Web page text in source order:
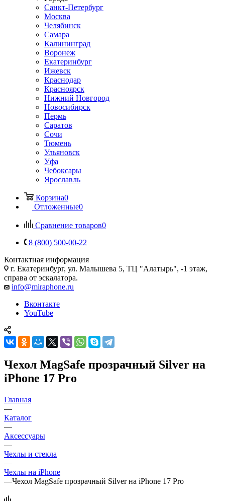
Санкт-Петербург
Москва
Челябинск
Самара
Калининград
Воронеж
Екатеринбург
Ижевск
Краснодар
Красноярск
Нижний Новгород
Новосибирск
Пермь
Саратов
Сочи
Тюмень
Ульяновск
Уфа
Чебоксары
Ярославль
Корзина0
Отложенные0
Сравнение товаров0
8 (800) 500-00-22
Контактная информация
г. Екатеринбург, ул. Малышева 5, ТЦ "Алатырь", -1 этаж,
справа от эскалатора.
info@miraphone.ru
Вконтакте
YouTube
Чехол MagSafe прозрачный Silver на
iPhone 17 Pro
Главная
—
Каталог
—
Аксессуары
—
Чехлы и стекла
—
Чехлы на iPhone
—Чехол MagSafe прозрачный Silver на iPhone 17 Pro